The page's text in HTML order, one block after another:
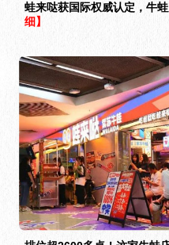
蛙来哒获国际权威认定，牛
细】